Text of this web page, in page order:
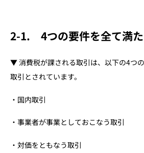
7-1. 日本国外の取り扱いの場合
7-3. ソフトウェアの開発自体を委
2-1. 4つの要件を全て満た
▼ 消費税が課される取引は、以下の4つ
取引とされています。
・ 国内取引
・ 事業者が事業としておこなう取引
・対価をともなう取引